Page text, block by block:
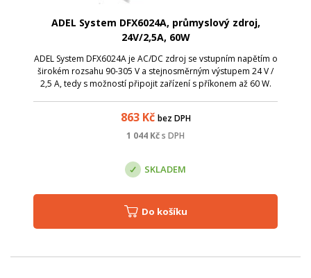
ADEL System DFX6024A, průmyslový zdroj,
24V/2,5A, 60W
ADEL System DFX6024A je AC/DC zdroj se vstupním napětím o
širokém rozsahu 90-305 V a stejnosměrným výstupem 24 V /
2,5 A, tedy s možností připojit zařízení s příkonem až 60 W.
863Kč bez DPH
1 044 Kčs DPH
SKLADEM
Do košíku